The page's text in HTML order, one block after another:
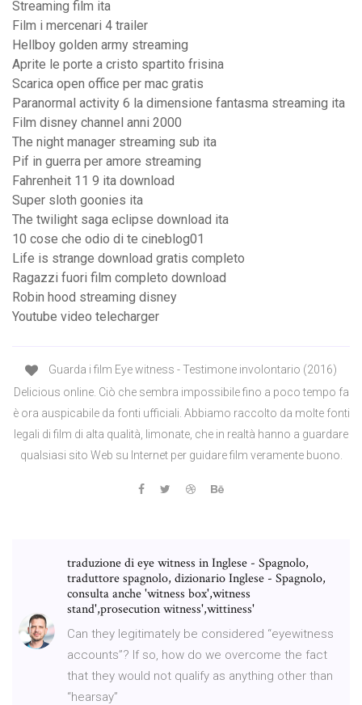
Streaming film ita
Film i mercenari 4 trailer
Hellboy golden army streaming
Aprite le porte a cristo spartito frisina
Scarica open office per mac gratis
Paranormal activity 6 la dimensione fantasma streaming ita
Film disney channel anni 2000
The night manager streaming sub ita
Pif in guerra per amore streaming
Fahrenheit 11 9 ita download
Super sloth goonies ita
The twilight saga eclipse download ita
10 cose che odio di te cineblog01
Life is strange download gratis completo
Ragazzi fuori film completo download
Robin hood streaming disney
Youtube video telecharger
Guarda i film Eye witness - Testimone involontario (2016)
Delicious online. Ciò che sembra impossibile fino a poco tempo fa
è ora auspicabile da fonti ufficiali. Abbiamo raccolto da molte fonti
legali di film di alta qualità, limonate, che in realtà hanno a guardare
qualsiasi sito Web su Internet per guidare film veramente buono.
traduzione di eye witness in Inglese - Spagnolo,
traduttore spagnolo, dizionario Inglese - Spagnolo,
consulta anche 'witness box',witness
stand',prosecution witness',wittiness'
Can they legitimately be considered “eyewitness
accounts”? If so, how do we overcome the fact
that they would not qualify as anything other than
“hearsay”